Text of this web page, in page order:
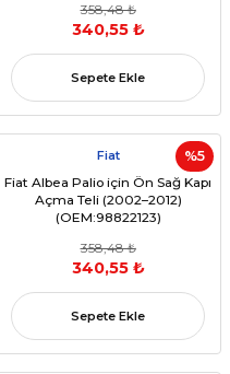
358,48 ₺
340,55 ₺
Sepete Ekle
%5
Fiat
Fiat Albea Palio için Ön Sağ Kapı
Açma Teli (2002–2012)
(OEM:98822123)
358,48 ₺
340,55 ₺
Sepete Ekle